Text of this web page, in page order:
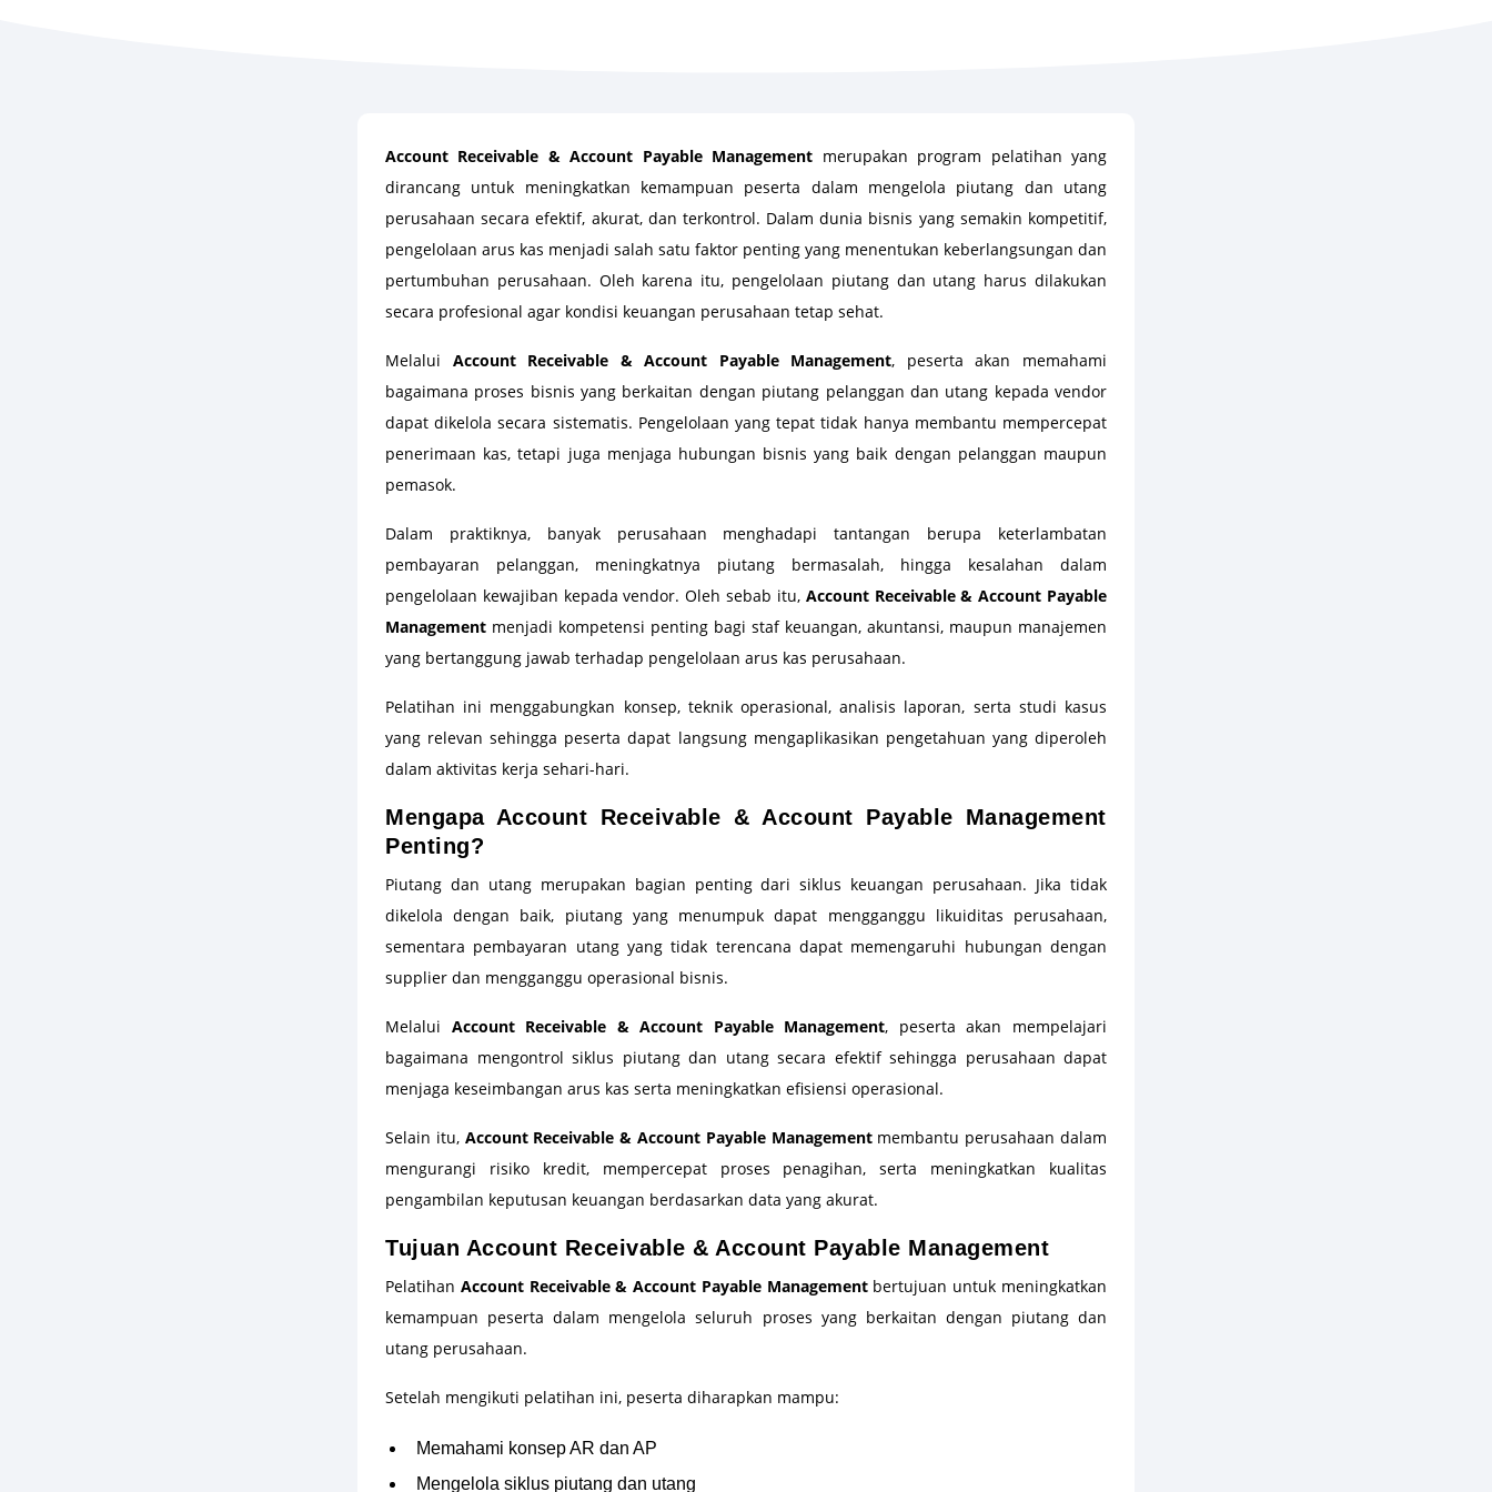
Account Receivable & Account Payable Management merupakan program pelatihan yang
dirancang untuk meningkatkan kemampuan peserta dalam mengelola piutang dan utang
perusahaan secara efektif, akurat, dan terkontrol. Dalam dunia bisnis yang semakin kompetitif,
pengelolaan arus kas menjadi salah satu faktor penting yang menentukan keberlangsungan dan
pertumbuhan perusahaan. Oleh karena itu, pengelolaan piutang dan utang harus dilakukan
secara profesional agar kondisi keuangan perusahaan tetap sehat.
Melalui Account Receivable & Account Payable Management, peserta akan memahami
bagaimana proses bisnis yang berkaitan dengan piutang pelanggan dan utang kepada vendor
dapat dikelola secara sistematis. Pengelolaan yang tepat tidak hanya membantu mempercepat
penerimaan kas, tetapi juga menjaga hubungan bisnis yang baik dengan pelanggan maupun
pemasok.
Dalam praktiknya, banyak perusahaan menghadapi tantangan berupa keterlambatan
pembayaran pelanggan, meningkatnya piutang bermasalah, hingga kesalahan dalam
pengelolaan kewajiban kepada vendor. Oleh sebab itu, Account Receivable & Account Payable
Management menjadi kompetensi penting bagi staf keuangan, akuntansi, maupun manajemen
yang bertanggung jawab terhadap pengelolaan arus kas perusahaan.
Pelatihan ini menggabungkan konsep, teknik operasional, analisis laporan, serta studi kasus
yang relevan sehingga peserta dapat langsung mengaplikasikan pengetahuan yang diperoleh
dalam aktivitas kerja sehari-hari.
Mengapa Account Receivable & Account Payable Management
Penting?
Piutang dan utang merupakan bagian penting dari siklus keuangan perusahaan. Jika tidak
dikelola dengan baik, piutang yang menumpuk dapat mengganggu likuiditas perusahaan,
sementara pembayaran utang yang tidak terencana dapat memengaruhi hubungan dengan
supplier dan mengganggu operasional bisnis.
Melalui Account Receivable & Account Payable Management, peserta akan mempelajari
bagaimana mengontrol siklus piutang dan utang secara efektif sehingga perusahaan dapat
menjaga keseimbangan arus kas serta meningkatkan efisiensi operasional.
Selain itu, Account Receivable & Account Payable Managementmembantu perusahaan dalam
mengurangi risiko kredit, mempercepat proses penagihan, serta meningkatkan kualitas
pengambilan keputusan keuangan berdasarkan data yang akurat.
Tujuan Account Receivable & Account Payable Management
Pelatihan Account Receivable & Account Payable Managementbertujuan untuk meningkatkan
kemampuan peserta dalam mengelola seluruh proses yang berkaitan dengan piutang dan
utang perusahaan.
Setelah mengikuti pelatihan ini, peserta diharapkan mampu:
Memahami konsep AR dan AP
Mengelola siklus piutang dan utang